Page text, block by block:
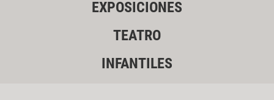
EXPOSICIONES
TEATRO
INFANTILES